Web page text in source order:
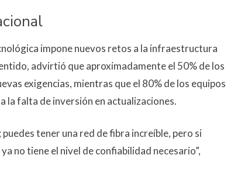
impone nuevos retos a la infraestructura
advirtió que aproximadamente el 50% de los
exigencias, mientras que el 80% de los equipos
la falta de inversión en actualizaciones.
tener una red de fibra increíble, pero si
no tiene el nivel de confiabilidad necesario”,